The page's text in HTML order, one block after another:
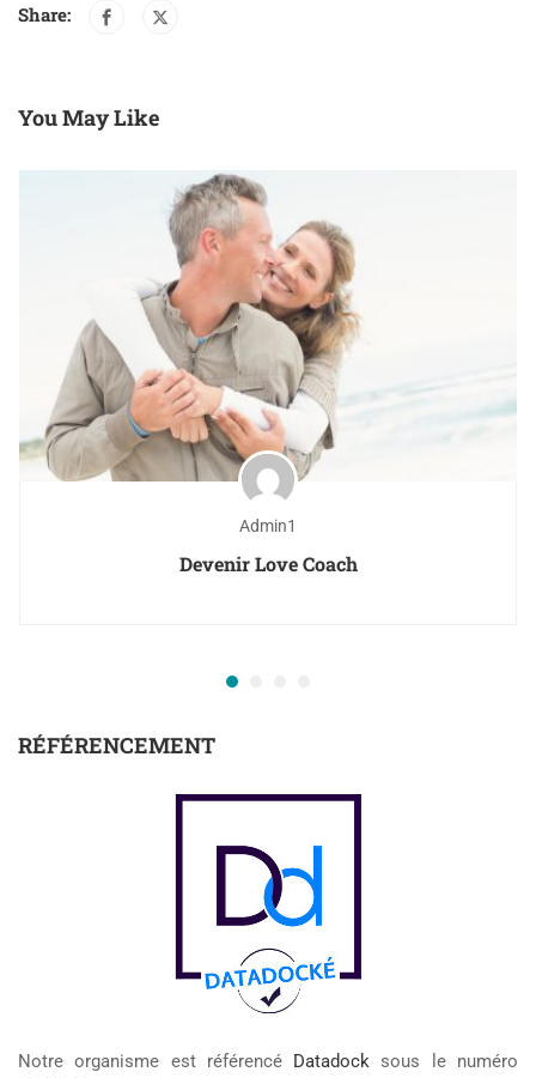
Share:
You May Like
Admin1
Devenir Love Coach
RÉFÉRENCEMENT
Notre organisme est référencé Datadock sous le numéro